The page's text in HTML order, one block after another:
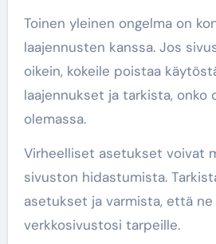
Toinen yleinen ongelma on
laajennusten kanssa. Jos
oikein, kokeile poistaa
laajennukset ja tarkista, onko
olemassa.
Virheelliset asetukset voivat
sivuston hidastumista.
asetukset ja varmista, että
verkkosivustosi tarpeille.